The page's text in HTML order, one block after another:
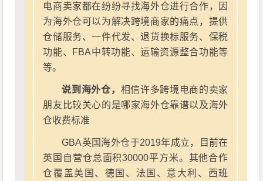
电商卖家都在纷纷寻找海外仓进行合作，因
为海外仓可以为解决跨境商家的痛点，提供
仓储服务、一件代发、退货换标服务、保税
功能、FBA中转功能、运输资源整合功能等
等。
说到海外仓， 相信许多跨境电商的卖家
朋友比较关心的是哪家海外仓靠谱以及海外
仓收费标准
GBA英国海外仓于2019年成立，目前在
英国自营仓总面积30000平方米。其他合作
仓覆盖美国、德国、法国、意大利、西班